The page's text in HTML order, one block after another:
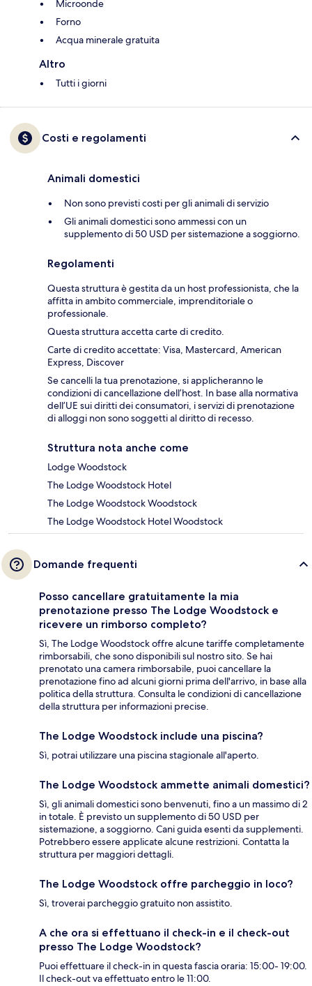
Microonde
Forno
Acqua minerale gratuita
Altro
Tutti i giorni
Costi e regolamenti
Animali domestici
Non sono previsti costi per gli animali di servizio
Gli animali domestici sono ammessi con un
supplemento di 50 USD per sistemazione a soggiorno.
Regolamenti
Questa struttura è gestita da un host professionista, che la
affitta in ambito commerciale, imprenditoriale o
professionale.
Questa struttura accetta carte di credito.
Carte di credito accettate: Visa, Mastercard, American
Express, Discover
Se cancelli la tua prenotazione, si applicheranno le
condizioni di cancellazione dell’host. In base alla normativa
dell’UE sui diritti dei consumatori, i servizi di prenotazione
di alloggi non sono soggetti al diritto di recesso.
Struttura nota anche come
Lodge Woodstock
The Lodge Woodstock Hotel
The Lodge Woodstock Woodstock
The Lodge Woodstock Hotel Woodstock
Domande frequenti
Posso cancellare gratuitamente la mia
prenotazione presso The Lodge Woodstock e
ricevere un rimborso completo?
Sì, The Lodge Woodstock offre alcune tariffe completamente
rimborsabili, che sono disponibili sul nostro sito. Se hai
prenotato una camera rimborsabile, puoi cancellare la
prenotazione fino ad alcuni giorni prima dell'arrivo, in base alla
politica della struttura. Consulta le condizioni di cancellazione
della struttura per informazioni precise.
The Lodge Woodstock include una piscina?
Sì, potrai utilizzare una piscina stagionale all'aperto.
The Lodge Woodstock ammette animali domestici?
Sì, gli animali domestici sono benvenuti, fino a un massimo di 2
in totale. È previsto un supplemento di 50 USD per
sistemazione, a soggiorno. Cani guida esenti da supplementi.
Potrebbero essere applicate alcune restrizioni. Contatta la
struttura per maggiori dettagli.
The Lodge Woodstock offre parcheggio in loco?
Sì, troverai parcheggio gratuito non assistito.
A che ora si effettuano il check-in e il check-out
presso The Lodge Woodstock?
Puoi effettuare il check-in in questa fascia oraria: 15:00- 19:00.
Il check-out va effettuato entro le 11:00.